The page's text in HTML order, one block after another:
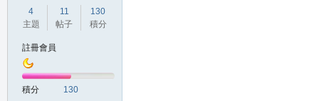
4
主題
11
帖子
130
積分
註冊會員
積分 130